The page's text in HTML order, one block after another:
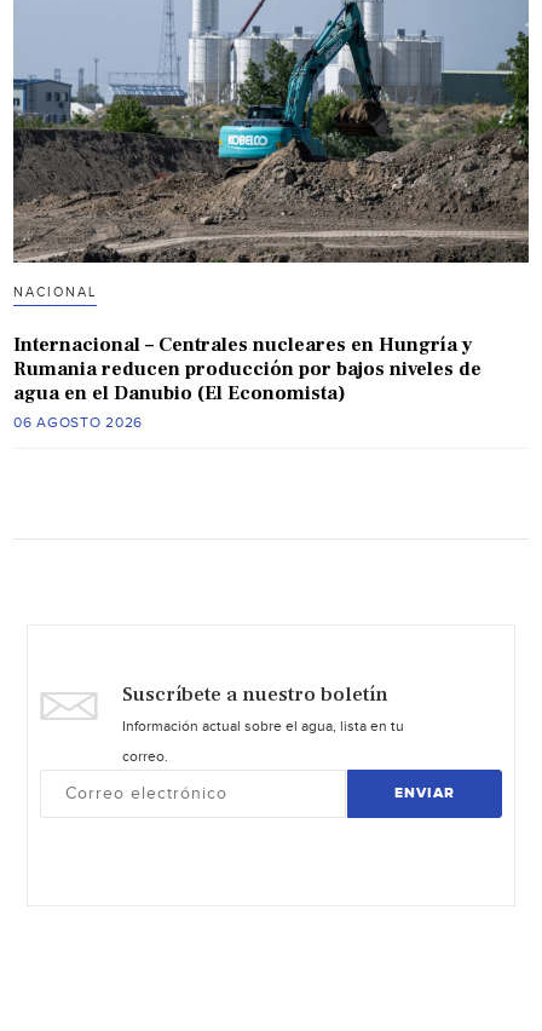
NACIONAL
Internacional – Centrales nucleares en Hungría y
Rumania reducen producción por bajos niveles de
agua en el Danubio (El Economista)
06 AGOSTO 2026
Suscríbete a nuestro boletín
Información actual sobre el agua, lista en tu
correo.
ENVIAR